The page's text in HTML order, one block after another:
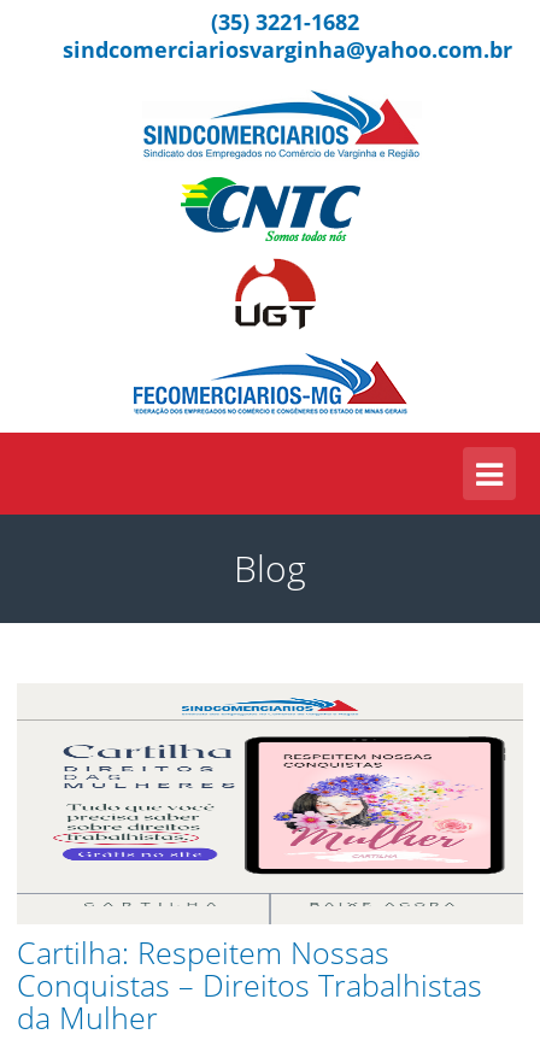
(35) 3221-1682
sindcomerciariosvarginha@yahoo.com.br
Blog
Cartilha: Respeitem Nossas
Conquistas – Direitos Trabalhistas
da Mulher